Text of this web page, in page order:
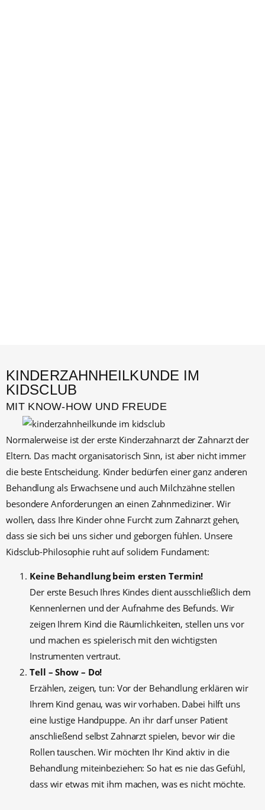
KINDERZAHNHEILKUNDE IM
KIDSCLUB
MIT KNOW-HOW UND FREUDE
Normalerweise ist der erste Kinderzahnarzt der Zahnarzt der
Eltern. Das macht organisatorisch Sinn, ist aber nicht immer
die beste Entscheidung. Kinder bedürfen einer ganz anderen
Behandlung als Erwachsene und auch Milchzähne stellen
besondere Anforderungen an einen Zahnmediziner. Wir
wollen, dass Ihre Kinder ohne Furcht zum Zahnarzt gehen,
dass sie sich bei uns sicher und geborgen fühlen. Unsere
Kidsclub-Philosophie ruht auf solidem Fundament:
Keine Behandlung beim ersten Termin!
Der erste Besuch Ihres Kindes dient ausschließlich dem
Kennenlernen und der Aufnahme des Befunds. Wir
zeigen Ihrem Kind die Räumlichkeiten, stellen uns vor
und machen es spielerisch mit den wichtigsten
Instrumenten vertraut.
Tell – Show – Do!
Erzählen, zeigen, tun: Vor der Behandlung erklären wir
Ihrem Kind genau, was wir vorhaben. Dabei hilft uns
eine lustige Handpuppe. An ihr darf unser Patient
anschließend selbst Zahnarzt spielen, bevor wir die
Rollen tauschen. Wir möchten Ihr Kind aktiv in die
Behandlung miteinbeziehen: So hat es nie das Gefühl,
dass wir etwas mit ihm machen, was es nicht möchte.